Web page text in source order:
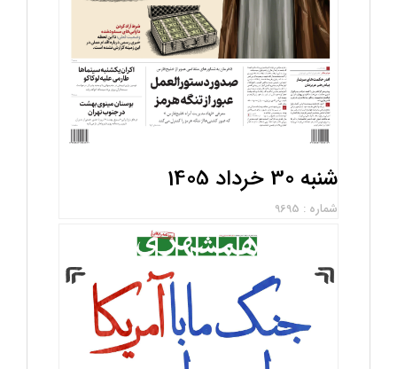
شنبه 30 خرداد 1405
شماره : 9695